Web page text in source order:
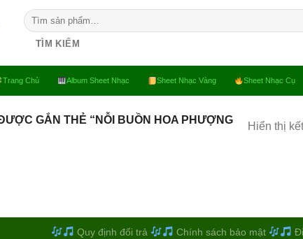
Tìm
kiếm:
TÌM KIẾM
Trang Chủ Album Sheet Nhạc Sheet Nhạc Vàng Sheet Nhạc Cụ
GẮN THẺ “NỖI BUỒN HOA PHƯỢNG
Hiển thị
Quy định đổi trả Chính sách bảo mật